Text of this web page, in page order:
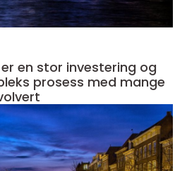
en stor investering og
prosess med mange